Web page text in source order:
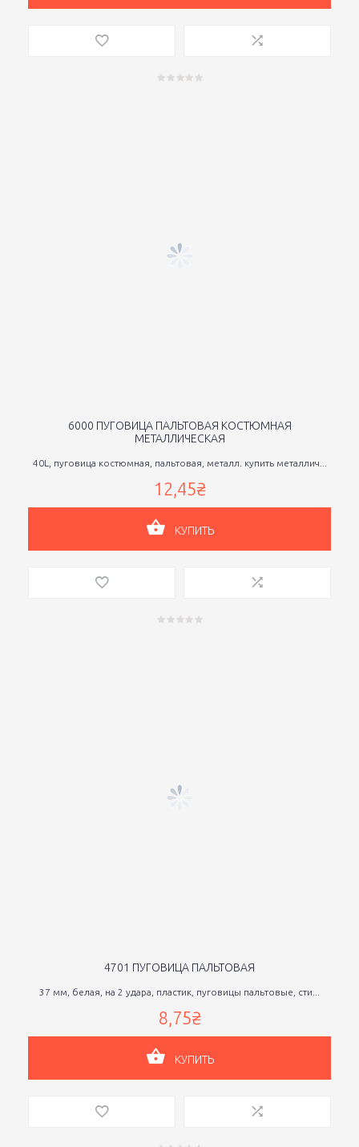
6000 ПУГОВИЦА ПАЛЬТОВАЯ КОСТЮМНАЯ
МЕТАЛЛИЧЕСКАЯ
40L, пуговица костюмная, пальтовая, металл. купить металлич...
12,45₴
КУПИТЬ
4701 ПУГОВИЦА ПАЛЬТОВАЯ
37 мм, белая, на 2 удара, пластик, пуговицы пальтовые, сти...
8,75₴
КУПИТЬ